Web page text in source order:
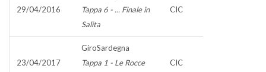
29/04/2016
Tappa 6 - ... Finale in
Salita
CIC
23/04/2017
GiroSardegna
Tappa 1 - Le Rocce
CIC